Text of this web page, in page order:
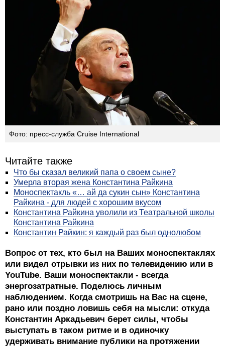
Фото: пресс-служба Cruise International
Читайте также
Что бы сказал великий папа о своем сыне?
Умерла вторая жена Константина Райкина
Моноспектакль «… ай да сукин сын» Константина
Райкина - для людей с хорошим вкусом
Константина Райкина уволили из Театральной школы
Константина Райкина
Константин Райкин: я каждый раз был однолюбом
Вопрос от тех, кто был на Ваших моноспектаклях
или видел отрывки из них по телевидению или в
YouTube. Ваши моноспектакли - всегда
энергозатратные. Поделюсь личным
наблюдением. Когда смотришь на Вас на сцене,
рано или поздно ловишь себя на мысли: откуда
Константин Аркадьевич берет силы, чтобы
выступать в таком ритме и в одиночку
удерживать внимание публики на протяжении